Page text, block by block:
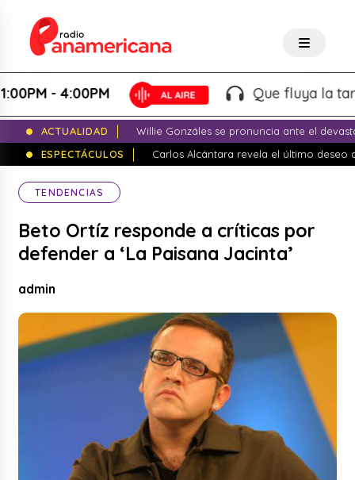
- 4:00PM Que fluya la tarde!
ACTUALIDAD
Willie Gonzáles se pronuncia ante el
ESPECTÁCULOS
Carlos Alcántara revela el último deseo
TENDENCIAS
Beto Ortíz responde a críticas por
defender a ‘La Paisana Jacinta’
admin